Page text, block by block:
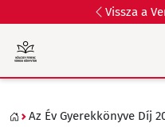
Vissza a
Az Év Gyerekkönyve Díj